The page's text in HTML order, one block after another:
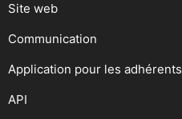
Site web
Communication
Application pour les adhérents
API